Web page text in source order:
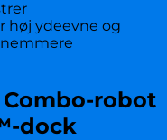
høj ydeevne og
Combo-robot
dock